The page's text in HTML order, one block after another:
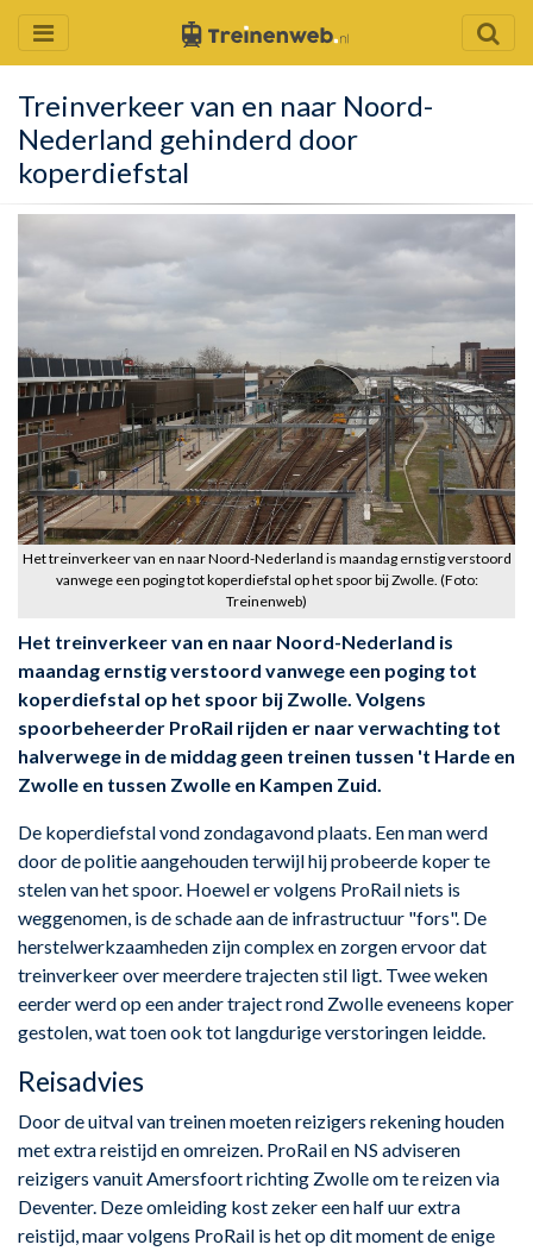
Treinverkeer van en naar Noord-
Nederland gehinderd door
koperdiefstal
Het treinverkeer van en naar Noord-Nederland is maandag ernstig verstoord
vanwege een poging tot koperdiefstal op het spoor bij Zwolle. (Foto:
Treinenweb)
Het treinverkeer van en naar Noord-Nederland is
maandag ernstig verstoord vanwege een poging tot
koperdiefstal op het spoor bij Zwolle. Volgens
spoorbeheerder ProRail rijden er naar verwachting tot
halverwege in de middag geen treinen tussen 't Harde en
Zwolle en tussen Zwolle en Kampen Zuid.
De koperdiefstal vond zondagavond plaats. Een man werd
door de politie aangehouden terwijl hij probeerde koper te
stelen van het spoor. Hoewel er volgens ProRail niets is
weggenomen, is de schade aan de infrastructuur "fors". De
herstelwerkzaamheden zijn complex en zorgen ervoor dat
treinverkeer over meerdere trajecten stil ligt. Twee weken
eerder werd op een ander traject rond Zwolle eveneens koper
gestolen, wat toen ook tot langdurige verstoringen leidde.
Reisadvies
Door de uitval van treinen moeten reizigers rekening houden
met extra reistijd en omreizen. ProRail en NS adviseren
reizigers vanuit Amersfoort richting Zwolle om te reizen via
Deventer. Deze omleiding kost zeker een half uur extra
reistijd, maar volgens ProRail is het op dit moment de enige